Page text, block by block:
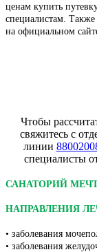
ценам купить
специалистам.
на официальном
Чтобы
свяжитесь с
линии
специалисты
САНАТОРИЙ
НАПРАВЛЕНИЯ
• заболевания
• заболевания